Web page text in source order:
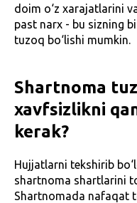
doim o‘z xarajatlarini
past narx - bu sizning
tuzoq bo‘lishi mumkin.
Shartnoma
xavfsizlikni
kerak?
Hujjatlarni tekshirib
shartnoma shartlarini
Shartnomada nafaqat